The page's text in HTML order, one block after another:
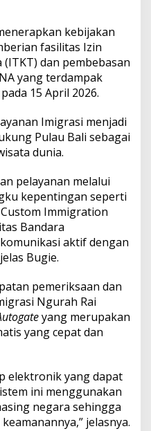
kebijakan
fasilitas Izin
dan pembebasan
yang terdampak
15 April 2026.
Imigrasi menjadi
Pulau Bali sebagai
dunia.
pelayanan melalui
kepentingan seperti
Immigration
Bandara
aktif dengan
Bugie.
pemeriksaan dan
Ngurah Rai
yang merupakan
yang cepat dan
elektronik yang dapat
ini menggunakan
negara sehingga
jelasnya.